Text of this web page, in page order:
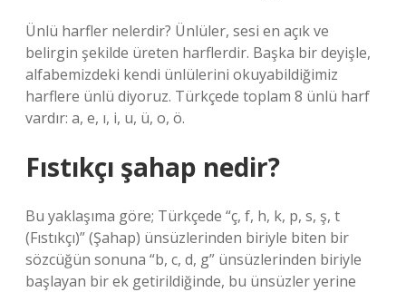
Ünlü harfler nelerdir? Ünlüler, sesi en açık ve
belirgin şekilde üreten harflerdir. Başka bir deyişle,
alfabemizdeki kendi ünlülerini okuyabildiğimiz
harflere ünlü diyoruz. Türkçede toplam 8 ünlü harf
vardır: a, e, ı, i, u, ü, o, ö.
Fıstıkçı şahap nedir?
Bu yaklaşıma göre; Türkçede “ç, f, h, k, p, s, ş, t
(Fıstıkçı)” (Şahap) ünsüzlerinden biriyle biten bir
sözcüğün sonuna “b, c, d, g” ünsüzlerinden biriyle
başlayan bir ek getirildiğinde, bu ünsüzler yerine